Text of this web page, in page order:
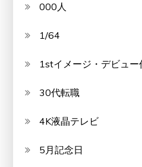
000人
1/64
1stイメージ・デビュー
30代転職
4K液晶テレビ
5月記念日